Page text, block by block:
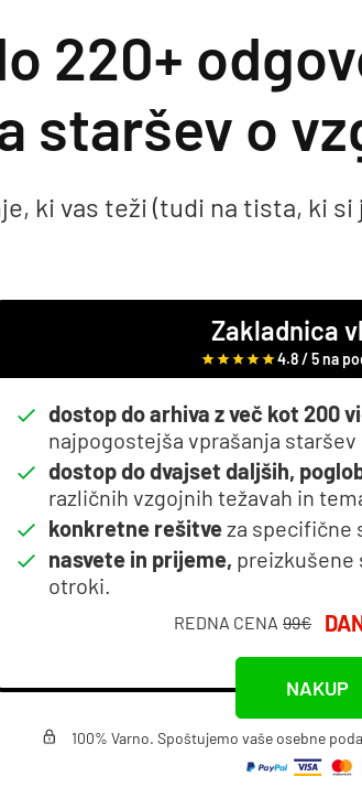
220+
staršev o
ki vas teži (tudi na tista, ki
Zakladnica
4.8 / 5 na
dostop do arhiva z več kot 200
najpogostejša vprašanja
dostop do dvajset daljših,
različnih vzgojnih težavah in
konkretne rešitveza specifične
nasvete in prijeme, preizkušene
otroki.
REDNA CENA 99€
NAKUP
100% Varno. Spoštujemo vaše osebne